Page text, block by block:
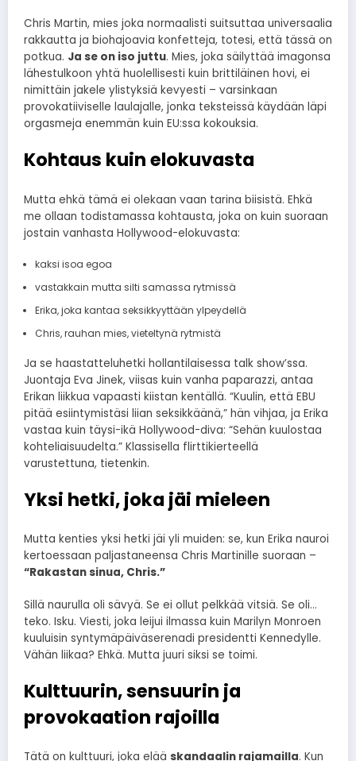
Chris Martin, mies joka normaalisti suitsuttaa universaalia
rakkautta ja biohajoavia konfetteja, totesi, että tässä on
potkua. Ja se on iso juttu. Mies, joka säilyttää imagonsa
lähestulkoon yhtä huolellisesti kuin brittiläinen hovi, ei
nimittäin jakele ylistyksiä kevyesti – varsinkaan
provokatiiviselle laulajalle, jonka teksteissä käydään läpi
orgasmeja enemmän kuin EU:ssa kokouksia.
Kohtaus kuin elokuvasta
Mutta ehkä tämä ei olekaan vaan tarina biisistä. Ehkä
me ollaan todistamassa kohtausta, joka on kuin suoraan
jostain vanhasta Hollywood-elokuvasta:
kaksi isoa egoa
vastakkain mutta silti samassa rytmissä
Erika, joka kantaa seksikkyyttään ylpeydellä
Chris, rauhan mies, vieteltynä rytmistä
Ja se haastatteluhetki hollantilaisessa talk show’ssa.
Juontaja Eva Jinek, viisas kuin vanha paparazzi, antaa
Erikan liikkua vapaasti kiistan kentällä. “Kuulin, että EBU
pitää esiintymistäsi liian seksikkäänä,” hän vihjaa, ja Erika
vastaa kuin täysi-ikä Hollywood-diva: “Sehän kuulostaa
kohteliaisuudelta.” Klassisella flirttikierteellä
varustettuna, tietenkin.
Yksi hetki, joka jäi mieleen
Mutta kenties yksi hetki jäi yli muiden: se, kun Erika nauroi
kertoessaan paljastaneensa Chris Martinille suoraan –
“Rakastan sinua, Chris.”
Sillä naurulla oli sävyä. Se ei ollut pelkkää vitsiä. Se oli…
teko. Isku. Viesti, joka leijui ilmassa kuin Marilyn Monroen
kuuluisin syntymäpäiväserenadi presidentti Kennedylle.
Vähän liikaa? Ehkä. Mutta juuri siksi se toimi.
Kulttuurin, sensuurin ja
provokaation rajoilla
Tätä on kulttuuri, joka elää skandaalin rajamailla. Kun